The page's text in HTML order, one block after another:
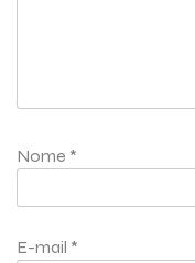
Nome *
E-mail *